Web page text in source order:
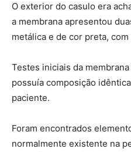
O exterior do casulo era
a membrana apresentou
metálica e de cor preta, com
Testes iniciais da
possuía composição
paciente.
Foram encontrados
normalmente existente na